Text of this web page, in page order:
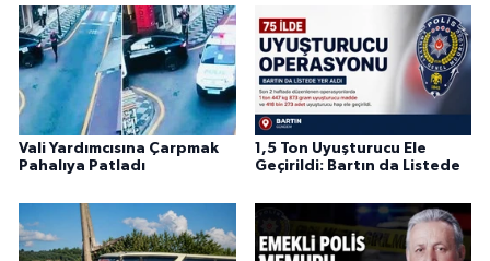
Vali Yardımcısına Çarpmak
Pahalıya Patladı
1,5 Ton Uyuşturucu Ele
Geçirildi: Bartın da Listede